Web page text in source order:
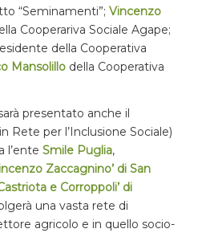
“Seminamenti”; Vincenzo
Cooperariva Sociale Agape;
della Cooperativa
Mansolillodella Cooperativa
presentato anche il
Rete per l’Inclusione Sociale)
l’ente Smile Puglia,
Zaccagnino’ di San
e Corroppoli’ di
una vasta rete di
agricolo e in quello socio-